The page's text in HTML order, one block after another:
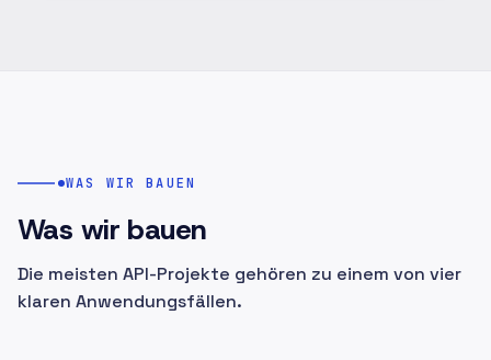
WAS WIR BAUEN
Was wir bauen
Die meisten API-Projekte gehören zu einem von vier
klaren Anwendungsfällen.